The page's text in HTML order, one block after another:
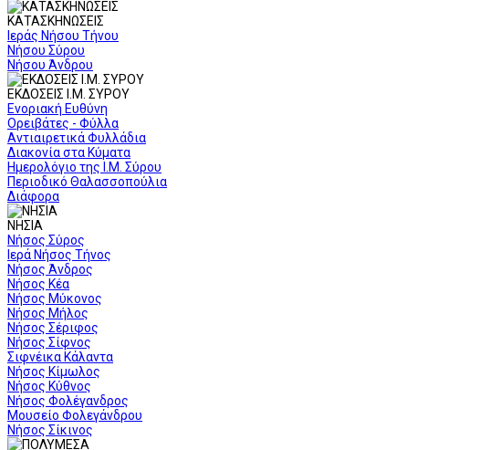
ΚΑΤΑΣΚΗΝΩΣΕΙΣ
Ιεράς Νήσου Τήνου
Νήσου Σύρου
Νήσου Άνδρου
ΕΚΔΟΣΕΙΣ Ι.Μ. ΣΥΡΟΥ
Ενοριακή Ευθύνη
Ορειβάτες - Φύλλα
Αντιαιρετικά Φυλλάδια
Διακονία στα Κύματα
Ημερολόγιο της Ι.Μ. Σύρου
Περιοδικό Θαλασσοπούλια
Διάφορα
ΝΗΣΙΑ
Νήσος Σύρος
Ιερά Νήσος Τήνος
Νήσος Άνδρος
Νήσος Κέα
Νήσος Μύκονος
Νήσος Μήλος
Νήσος Σέριφος
Νήσος Σίφνος
Σιφνέικα Κάλαντα
Νήσος Κίμωλος
Νήσος Κύθνος
Νήσος Φολέγανδρος
Μουσείο Φολεγάνδρου
Νήσος Σίκινος